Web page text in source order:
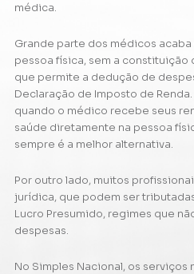
médica.
Grande parte dos médicos
pessoa física, sem a constituição
que permite a dedução de
Declaração de Imposto de
quando o médico recebe seus
saúde diretamente na pessoa
sempre é a melhor alternativa.
Por outro lado, muitos
jurídica, que podem ser
Lucro Presumido, regimes que
despesas.
No Simples Nacional, os